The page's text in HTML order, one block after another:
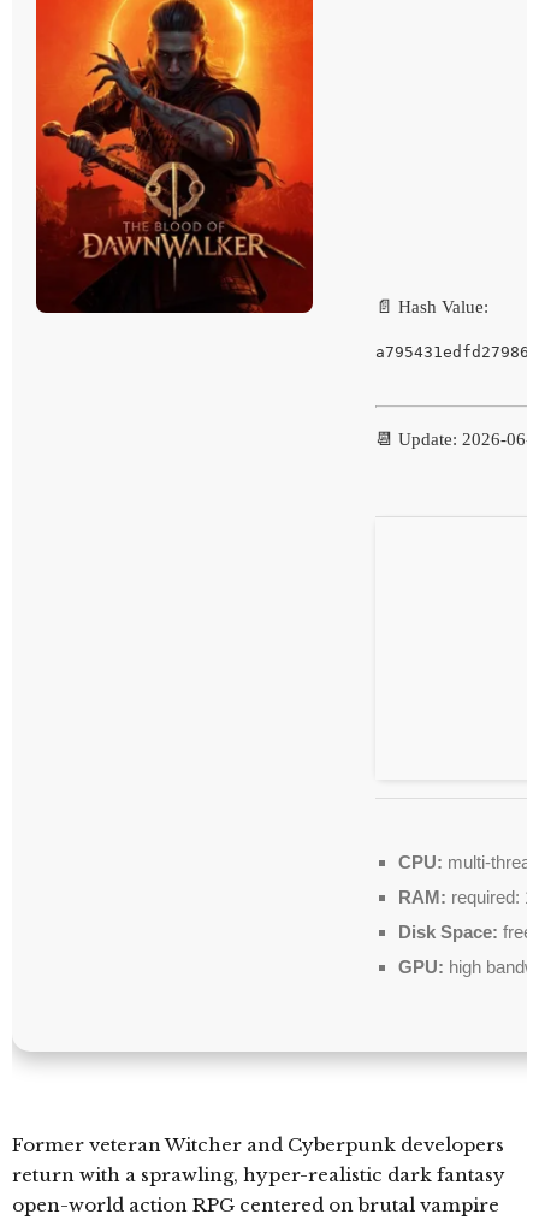
📄 Hash Value:
📆 Update: 2026-06-
CPU: multi-
RAM: required:
Disk Space:
GPU: high
Former veteran Witcher and Cyberpunk developers
return with a sprawling, hyper-realistic dark fantasy
open-world action RPG centered on brutal vampire